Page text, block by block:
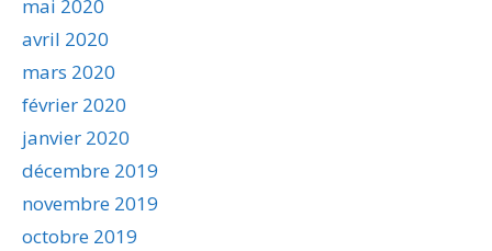
mai 2020
avril 2020
mars 2020
février 2020
janvier 2020
décembre 2019
novembre 2019
octobre 2019